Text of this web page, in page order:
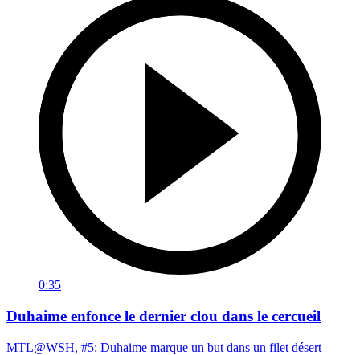
0:35
Duhaime enfonce le dernier clou dans le cercueil
MTL@WSH, #5: Duhaime marque un but dans un filet désert